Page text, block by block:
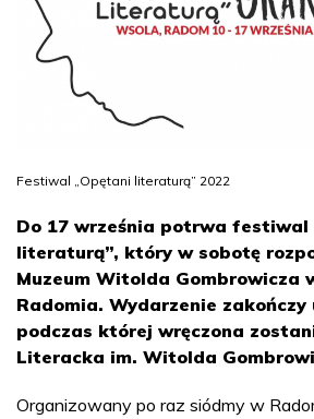
Festiwal „Opętani literaturą” 2022
Do 17 września potrwa festiwal
literaturą”, który w sobotę
Muzeum Witolda Gombrowicza
Radomia. Wydarzenie
podczas której wręczona
Literacka im. Witolda
Organizowany po raz siódmy w